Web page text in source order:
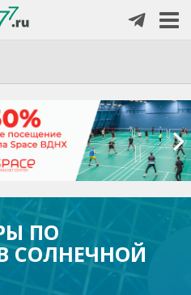
ПО
СОЛНЕЧНОЙ